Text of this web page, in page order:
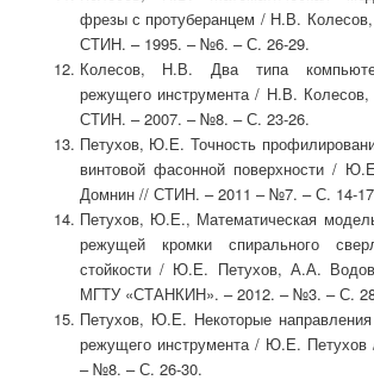
фрезы с протуберанцем / Н.В.
СТИН. – 1995. – №6. – С. 26-29.
Колесов, Н.В. Два типа
режущего инструмента / Н.В.
СТИН. – 2007. – №8. – С. 23-26.
Петухов, Ю.Е. Точность
винтовой фасонной поверхности /
Домнин // СТИН. – 2011 – №7. – С. 14-
Петухов, Ю.Е., Математическая
режущей кромки спирального
стойкости / Ю.Е. Петухов, А.А.
МГТУ «СТАНКИН». – 2012. – №3. – С.
Петухов, Ю.Е. Некоторые
режущего инструмента / Ю.Е.
– №8. – С. 26-30.